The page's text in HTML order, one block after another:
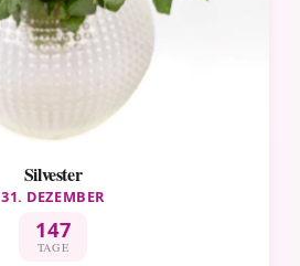
Silvester
31. DEZEMBER
147
TAGE